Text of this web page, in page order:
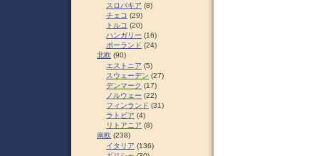
スロパキア (8)
チェコ (29)
トルコ (20)
ハンガリー (16)
ポーランド (24)
北欧 (90)
エストニア (5)
スウェーデン (27)
デンマーク (17)
ノルウェー (22)
フィンランド (31)
ラトビア (4)
リトアニア (8)
南欧 (238)
イタリア (136)